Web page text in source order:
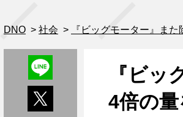
DNO > 社会 > 『ビッグモーター』ま
『ビッ
4倍の